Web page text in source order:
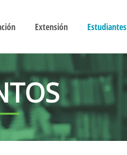
Extensión Estudiantes